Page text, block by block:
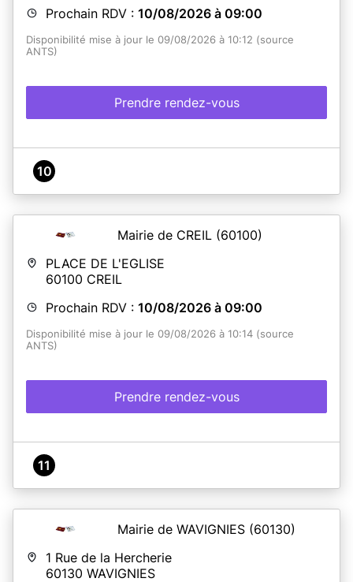
Prochain RDV : 10/08/2026 à 09:00
Disponibilité mise à jour le 09/08/2026 à 10:12 (source
ANTS)
Prendre rendez-vous
10
Mairie de CREIL (60100)
PLACE DE L'EGLISE
60100 CREIL
Prochain RDV : 10/08/2026 à 09:00
Disponibilité mise à jour le 09/08/2026 à 10:14 (source
ANTS)
Prendre rendez-vous
11
Mairie de WAVIGNIES (60130)
1 Rue de la Hercherie
60130 WAVIGNIES